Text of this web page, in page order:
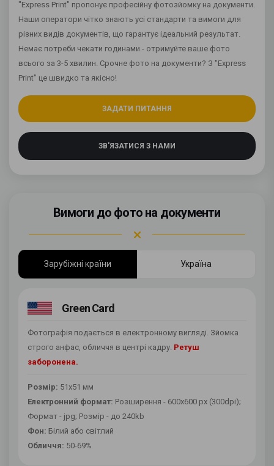
"Express Print" пропонує професійну фотозйомку на документи.
Наши оператори чітко знають усі стандарти та вимоги для
різних видів документів, що гарантує ідеальний результат.
Немає потреби чекати годинами - отримуйте ваше фото
всього за 3-5 хвилин. Срочне фото на документи? З "Express
Print" це швидко та якісно!
ЗАДАТИ ПИТАННЯ
ЗВ'ЯЗАТИСЯ З НАМИ
Вимоги до фото на документи
Зарубіжні країни Україна
Green Card
Фотографія подається в електронному вигляді. Зйомка
строго анфас, обличчя в центрі кадру. Ретуш
заборонена.
Розмір: 51х51 мм
Електронний формат: Розширення - 600х600 px (300dpi);
Формат - jpg; Розмір - до 240kb
Фон: Білий або світлий
Обличчя: 50-69%